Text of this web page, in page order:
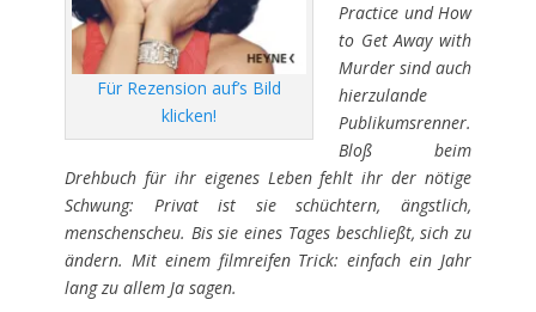
Für Rezension auf’s Bild
klicken!
Practice und How
to Get Away with
Murder sind auch
hierzulande
Publikumsrenner.
Bloß beim
Drehbuch für ihr eigenes Leben fehlt ihr der nötige
Schwung: Privat ist sie schüchtern, ängstlich,
menschenscheu. Bis sie eines Tages beschließt, sich zu
ändern. Mit einem filmreifen Trick: einfach ein Jahr
lang zu allem Ja sagen.